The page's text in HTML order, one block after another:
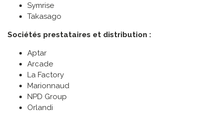
Symrise
Takasago
Sociétés prestataires et distribution :
Aptar
Arcade
La Factory
Marionnaud
NPD Group
Orlandi